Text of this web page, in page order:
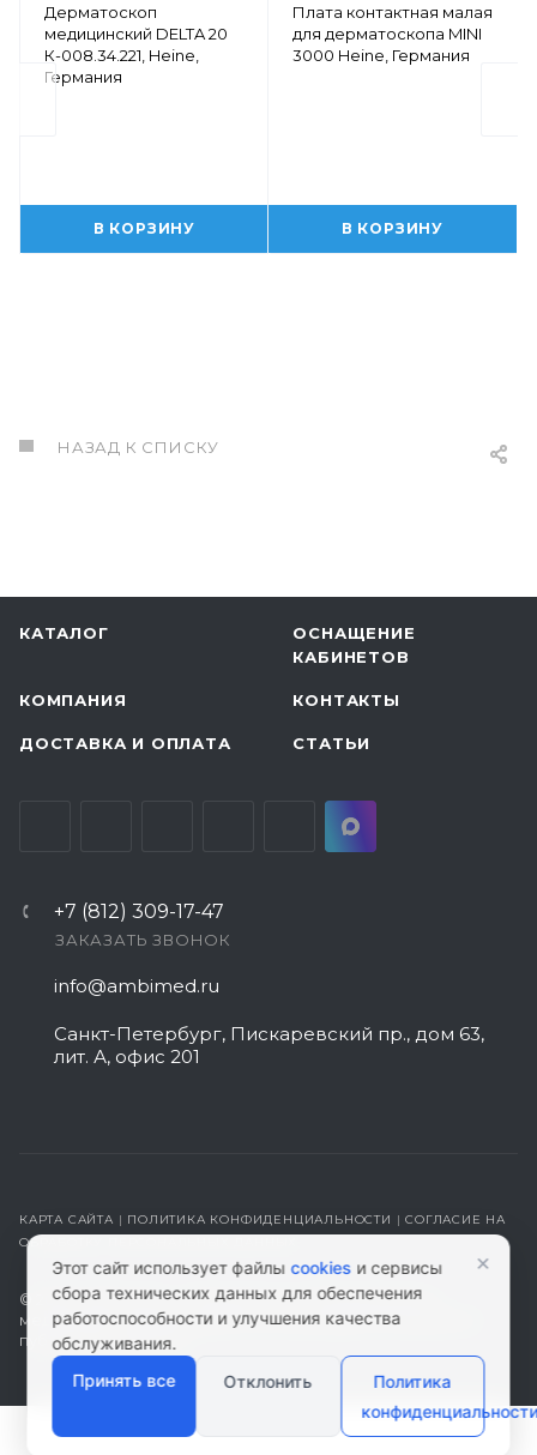
Дерматоскоп
медицинский DELTA 20
К-008.34.221, Heine,
Германия
В КОРЗИНУ
Плата контактная малая
для дерматоскопа MINI
3000 Heine, Германия
В КОРЗИНУ
НАЗАД К СПИСКУ
КАТАЛОГ
ОСНАЩЕНИЕ
КАБИНЕТОВ
КОМПАНИЯ КОНТАКТЫ
ДОСТАВКА И ОПЛАТА СТАТЬИ
+7 (812) 309-17-47
ЗАКАЗАТЬ ЗВОНОК
info@ambimed.ru
Санкт-Петербург, Пискаревский пр., дом 63,
лит. А, офис 201
КАРТА САЙТА | ПОЛИТИКА КОНФИДЕНЦИАЛЬНОСТИ |СОГЛАСИЕ НА
ОБРАБОТКУ ПЕРСОНАЛЬНЫХ ДАННЫХ
© 2026 ambimed.ru - Медицинское оборудование и
медтехника. Информация на этом ресурсе не является
публичной офертой.
Этот сайт использует файлыcookies и сервисы
сбора технических данных для обеспечения
работоспособности и улучшения качества
обслуживания.
Принять все
Отклонить
Политика
конфиденциальности
×